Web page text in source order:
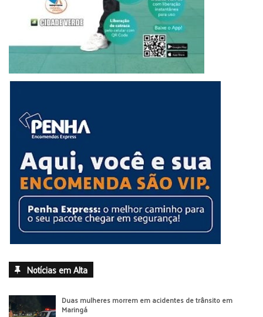
1º de agosto de 2025 – Colégio Estadual – 10h
MOSTRA DE CINEMA AO AR LIVRE
Local: Praça Eduardo Ribeiro – Centro
Dia 2 de agosto de 2025 (sáb.) – 19h30
Notícias em Alta
Duas mulheres morrem em acidentes de trânsito em
Maringá